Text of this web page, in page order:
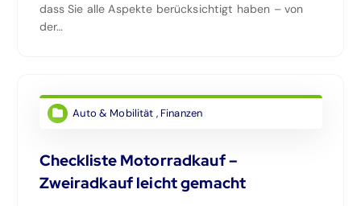
dass Sie alle Aspekte berücksichtigt haben – von
der…
Auto & Mobilität , Finanzen
Checkliste Motorradkauf –
Zweiradkauf leicht gemacht